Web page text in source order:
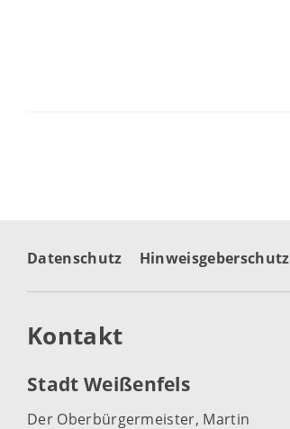
Datenschutz Hinweisgeberschutz
Kontakt
Stadt Weißenfels
Der Oberbürgermeister, Martin